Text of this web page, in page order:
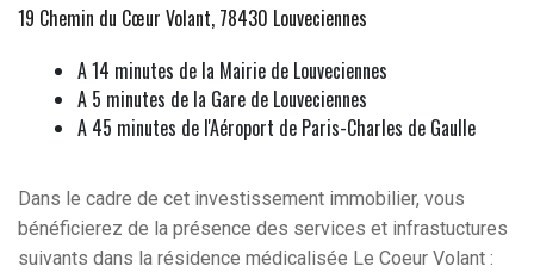
19 Chemin du Cœur Volant, 78430 Louveciennes
A 14 minutes de la Mairie de Louveciennes
A 5 minutes de la Gare de Louveciennes
A 45 minutes de l'Aéroport de Paris-Charles de Gaulle
Dans le cadre de cet investissement immobilier, vous
bénéficierez de la présence des services et infrastuctures
suivants dans la résidence médicalisée Le Coeur Volant :